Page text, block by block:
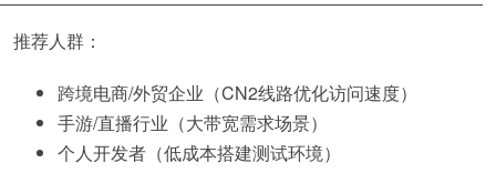
推荐人群：
跨境电商/外贸企业（CN2线路优化访问速度）
手游/直播行业（大带宽需求场景）
个人开发者（低成本搭建测试环境）